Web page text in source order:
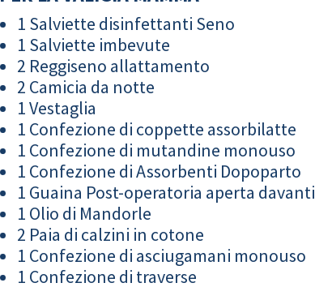
1 Salviette disinfettanti Seno
1 Salviette imbevute
2 Reggiseno allattamento
2 Camicia da notte
1 Vestaglia
1 Confezione di coppette assorbilatte
1 Confezione di mutandine monouso
1 Confezione di Assorbenti Dopoparto
1 Guaina Post-operatoria aperta davanti
1 Olio di Mandorle
2 Paia di calzini in cotone
1 Confezione di asciugamani monouso
1 Confezione di traverse